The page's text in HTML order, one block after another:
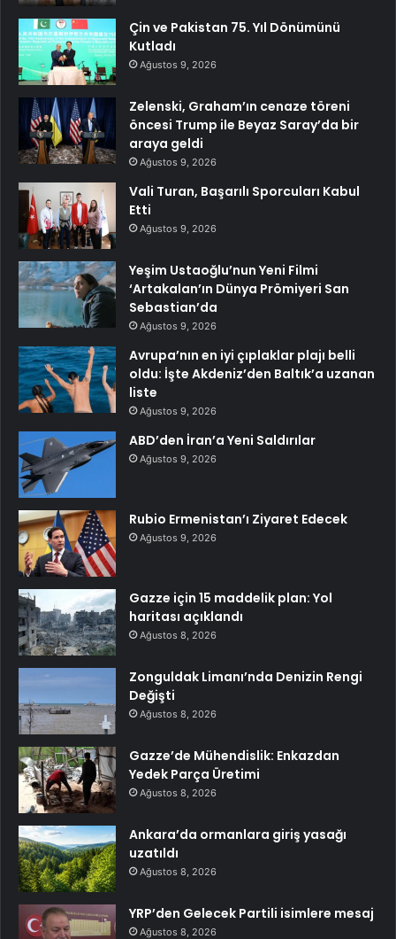
Çin ve Pakistan 75. Yıl Dönümünü
Kutladı
Ağustos 9, 2026
Zelenski, Graham’ın cenaze töreni
öncesi Trump ile Beyaz Saray’da bir
araya geldi
Ağustos 9, 2026
Vali Turan, Başarılı Sporcuları Kabul
Etti
Ağustos 9, 2026
Yeşim Ustaoğlu’nun Yeni Filmi
‘Artakalan’ın Dünya Prömiyeri San
Sebastian’da
Ağustos 9, 2026
Avrupa’nın en iyi çıplaklar plajı belli
oldu: İşte Akdeniz’den Baltık’a uzanan
liste
Ağustos 9, 2026
ABD’den İran’a Yeni Saldırılar
Ağustos 9, 2026
Rubio Ermenistan’ı Ziyaret Edecek
Ağustos 9, 2026
Gazze için 15 maddelik plan: Yol
haritası açıklandı
Ağustos 8, 2026
Zonguldak Limanı’nda Denizin Rengi
Değişti
Ağustos 8, 2026
Gazze’de Mühendislik: Enkazdan
Yedek Parça Üretimi
Ağustos 8, 2026
Ankara’da ormanlara giriş yasağı
uzatıldı
Ağustos 8, 2026
YRP’den Gelecek Partili isimlere mesaj
Ağustos 8, 2026